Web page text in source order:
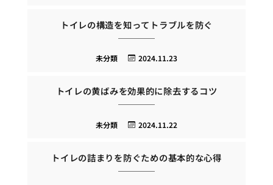
トイレの構造を知ってトラブルを防ぐ
2024.11.23
未分類
トイレの黄ばみを効果的に除去するコツ
2024.11.22
未分類
トイレの詰まりを防ぐための基本的な心得